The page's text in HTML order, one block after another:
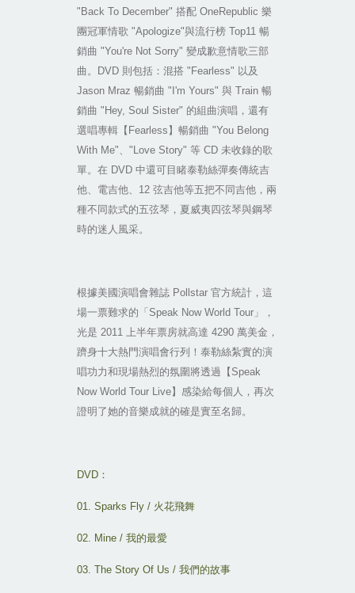
"Back To December" 搭配 OneRepublic 樂
團冠軍情歌 "Apologize"與流行榜 Top11 暢
銷曲 "You're Not Sorry" 變成歉意情歌三部
曲。
DVD 則包括：混搭 "Fearless" 以及
Jason Mraz 暢銷曲 "I'm Yours" 與 Train 暢
銷曲 "Hey, Soul Sister" 的組曲演唱，還有
選唱專輯【 Fearless 】暢銷曲 "You Belong
With Me"、 "Love Story" 等 CD 未收錄的歌
單。在 DVD 中還可目睹泰勒絲彈奏傳統吉
他、電吉他、 12 弦吉他等五把不同吉他，兩
種不同款式的五弦琴，夏威夷四弦琴與鋼琴
時的迷人風采。
根據美國演唱會雜誌 Pollstar 官方統計，這
場一票難求的「 Speak Now World Tour」，
光是 2011 上半年票房就高達 4290 萬美金，
躋身十大熱門演唱會行列！泰勒絲紮實的演
唱功力和現場熱烈的氛圍將透過【 Speak
Now World Tour Live】感染給每個人，再次
證明了她的音樂成就的確是實至名歸。
DVD：
01. Sparks Fly / 火花飛舞
02. Mine / 我的最愛
03. The Story Of Us / 我們的故事